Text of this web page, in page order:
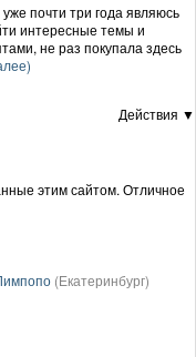
почти три года являюсь
интересные темы и
не раз покупала здесь
Действия ▼
этим сайтом. Отличное
(Екатеринбург)